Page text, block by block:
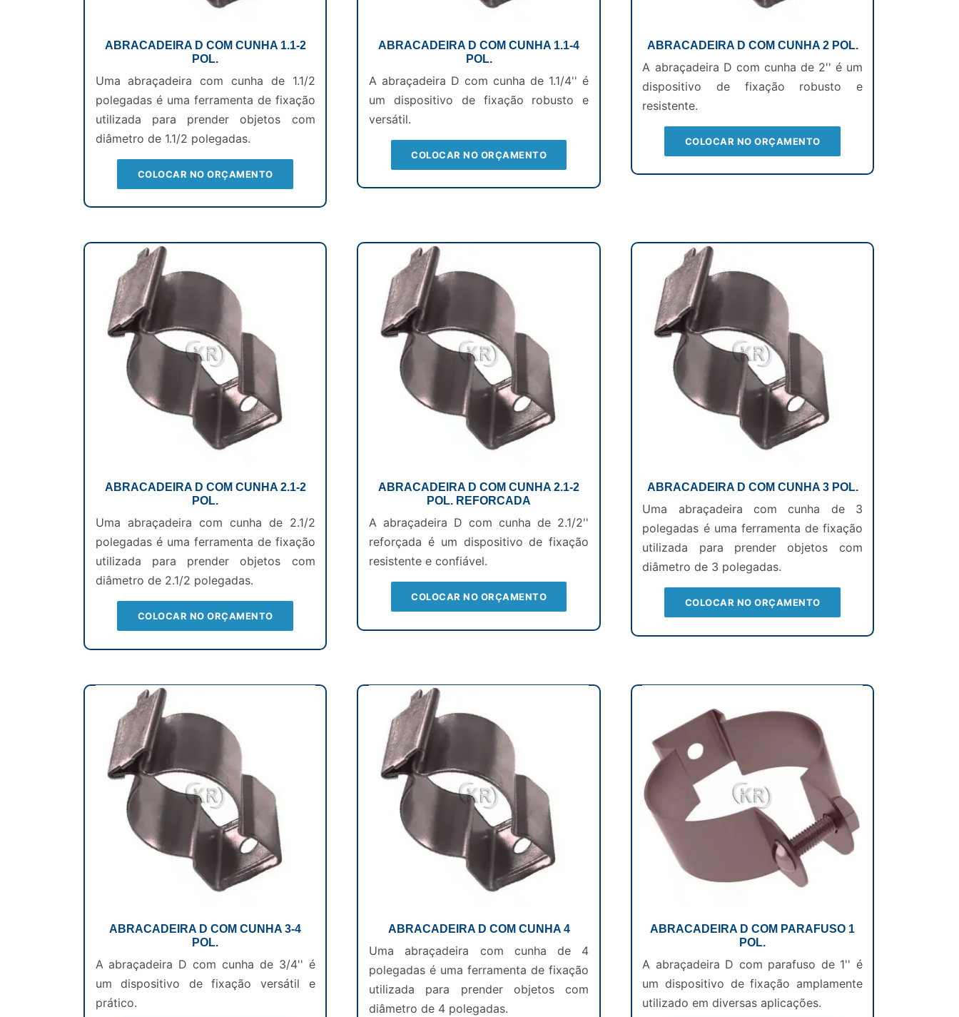
ABRACADEIRA D COM CUNHA 1.1-2
POL.
Uma abraçadeira com cunha de 1.1/2
polegadas é uma ferramenta de fixação
utilizada para prender objetos com
diâmetro de 1.1/2 polegadas.
COLOCAR NO ORÇAMENTO
ABRACADEIRA D COM CUNHA 1.1-4
POL.
A abraçadeira D com cunha de 1.1/4'' é
um dispositivo de fixação robusto e
versátil.
COLOCAR NO ORÇAMENTO
ABRACADEIRA D COM CUNHA 2 POL.
A abraçadeira D com cunha de 2'' é um
dispositivo de fixação robusto e
resistente.
COLOCAR NO ORÇAMENTO
ABRACADEIRA D COM CUNHA 2.1-2
POL.
Uma abraçadeira com cunha de 2.1/2
polegadas é uma ferramenta de fixação
utilizada para prender objetos com
diâmetro de 2.1/2 polegadas.
COLOCAR NO ORÇAMENTO
ABRACADEIRA D COM CUNHA 2.1-2
POL. REFORCADA
A abraçadeira D com cunha de 2.1/2''
reforçada é um dispositivo de fixação
resistente e confiável.
COLOCAR NO ORÇAMENTO
ABRACADEIRA D COM CUNHA 3 POL.
Uma abraçadeira com cunha de 3
polegadas é uma ferramenta de fixação
utilizada para prender objetos com
diâmetro de 3 polegadas.
COLOCAR NO ORÇAMENTO
ABRACADEIRA D COM CUNHA 3-4
POL.
A abraçadeira D com cunha de 3/4'' é
um dispositivo de fixação versátil e
prático.
ABRACADEIRA D COM CUNHA 4
Uma abraçadeira com cunha de 4
polegadas é uma ferramenta de fixação
utilizada para prender objetos com
diâmetro de 4 polegadas.
ABRACADEIRA D COM PARAFUSO 1
POL.
A abraçadeira D com parafuso de 1'' é
um dispositivo de fixação amplamente
utilizado em diversas aplicações.